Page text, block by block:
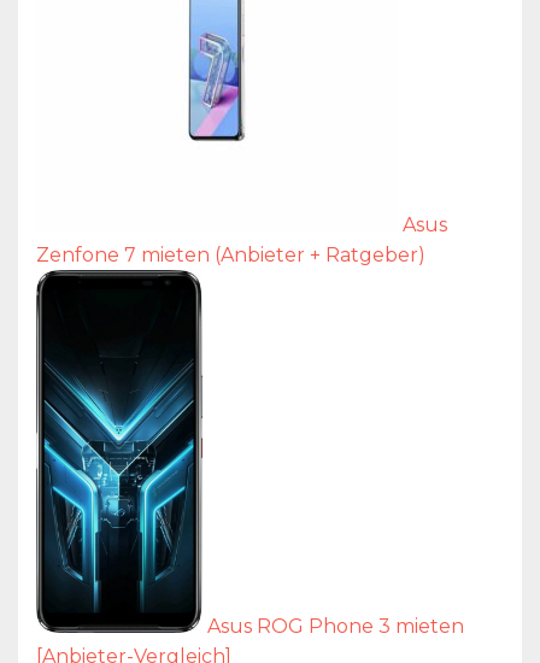
Asus
Zenfone 7 mieten (Anbieter + Ratgeber)
Asus ROG Phone 3 mieten
[Anbieter-Vergleich]